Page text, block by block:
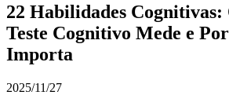
22 Habilidades Cognitivas:
Teste Cognitivo Mede e
Importa
2025/11/27